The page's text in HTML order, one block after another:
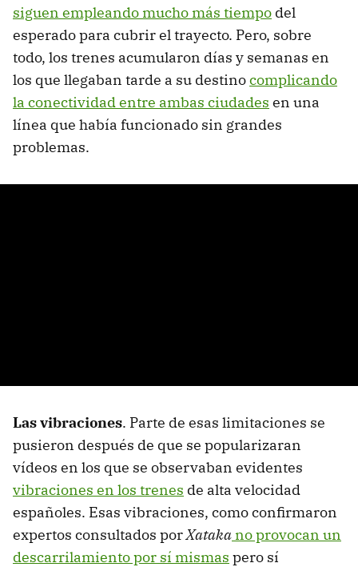
siguen empleando mucho más tiempo del
esperado para cubrir el trayecto. Pero, sobre
todo, los trenes acumularon días y semanas en
los que llegaban tarde a su destinocomplicando
la conectividad entre ambas ciudades en una
línea que había funcionado sin grandes
problemas.
Las vibraciones. Parte de esas limitaciones se
pusieron después de que se popularizaran
vídeos en los que se observaban evidentes
vibraciones en los trenes de alta velocidad
españoles. Esas vibraciones, como confirmaron
expertos consultados porXatakano provocan un
descarrilamiento por sí mismas pero sí